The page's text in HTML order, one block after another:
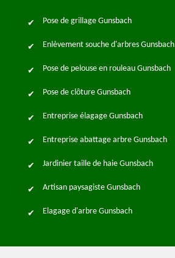
Pose de grillage Gunsbach
Enlèvement souche d'arbres Gunsbach
Pose de pelouse en rouleau Gunsbach
Pose de clôture Gunsbach
Entreprise élagage Gunsbach
Entreprise abattage arbre Gunsbach
Jardinier taille de haie Gunsbach
Artisan paysagiste Gunsbach
Elagage d'arbre Gunsbach